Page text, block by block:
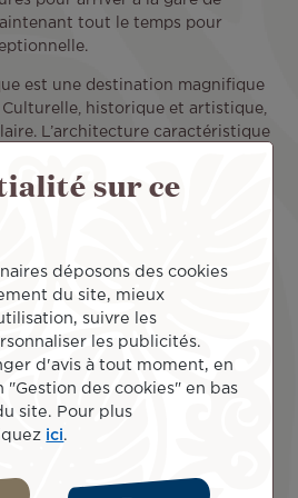
tout le temps pour
est une destination magnifique
historique et artistique,
L’architecture caractéristique
espaces verts de la ville lui
Ses nombreux musées aux
permettent également à chacun
ses centres d’intérêt.
de Bruxelles est aussi le paradis
notamment les bars,
belges, inscrites au patrimoine
pas la seule spécialité belge.
des délicieux chocolats belges
du pays : les moules – frites !
découvrir le reste de la Belgique
découvrir le reste du pays.
sur ce
déposons des cookies
du site, mieux
suivre les
les publicités.
d'avis à tout moment, en
"Gestion des cookies" en bas
site. Pour plus
ici